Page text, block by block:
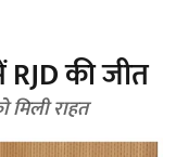
की जीत
मिली राहत